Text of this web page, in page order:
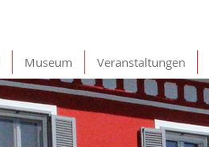
Museum Veranstaltungen